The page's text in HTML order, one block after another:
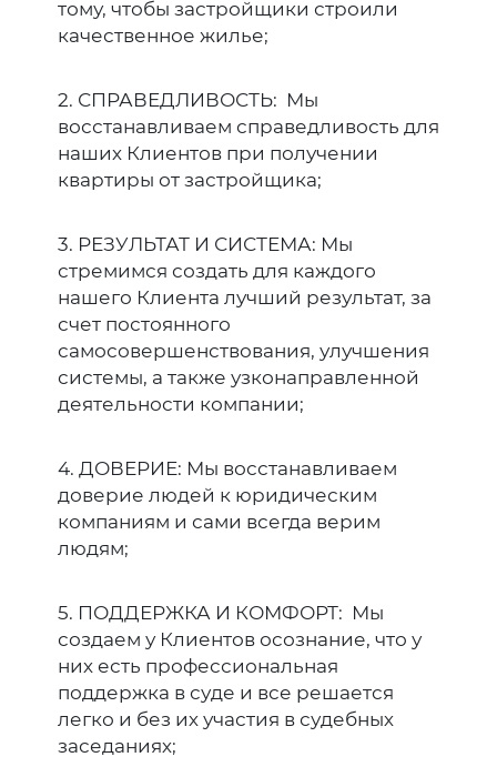
тому, чтобы застройщики строили
качественное жилье;
2. СПРАВЕДЛИВОСТЬ: Мы
восстанавливаем справедливость для
наших Клиентов при получении
квартиры от застройщика;
3. РЕЗУЛЬТАТ И СИСТЕМА: Мы
стремимся создать для каждого
нашего Клиента лучший результат, за
счет постоянного
самосовершенствования, улучшения
системы, а также узконаправленной
деятельности компании;
4. ДОВЕРИЕ: Мы восстанавливаем
доверие людей к юридическим
компаниям и сами всегда верим
людям;
5. ПОДДЕРЖКА И КОМФОРТ: Мы
создаем у Клиентов осознание, что у
них есть профессиональная
поддержка в суде и все решается
легко и без их участия в судебных
заседаниях;